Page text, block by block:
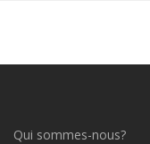
Qui sommes-nous?